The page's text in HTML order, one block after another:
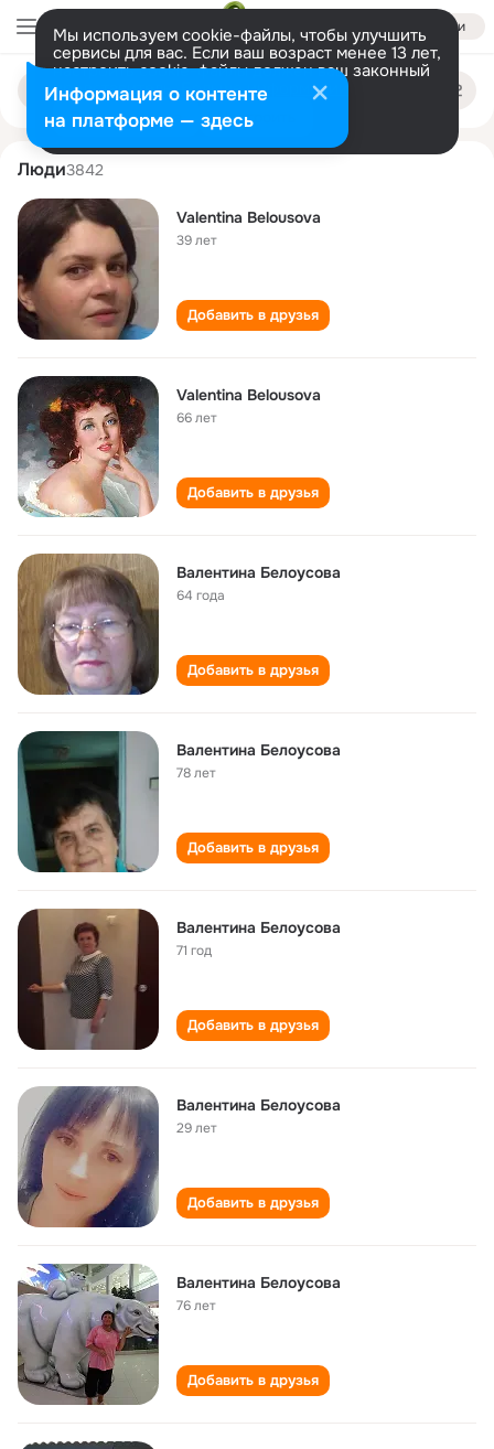
Войти
Мы используем cookie-файлы, чтобы улучшить
сервисы для вас. Если ваш возраст менее 13 лет,
настроить cookie-файлы должен ваш законный
представитель. Больше информации
Разрешить все Настроить
Поиск
людям
valentina belousova
Люди3842
Valentina Belousova
39 лет
Добавить в друзья
Valentina Belousova
66 лет
Добавить в друзья
Валентина Белоусова
64 года
Добавить в друзья
Валентина Белоусова
78 лет
Добавить в друзья
Валентина Белоусова
71 год
Добавить в друзья
Валентина Белоусова
29 лет
Добавить в друзья
Валентина Белоусова
76 лет
Добавить в друзья
Информация о контенте
на платформе — здесь